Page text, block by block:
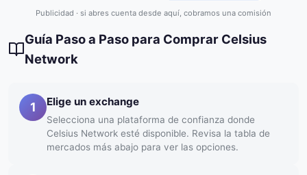
Publicidad · si abres cuenta desde aquí, cobramos una comisión
Guía Paso a Paso para Comprar Celsius
Network
1 Elige un exchange
Selecciona una plataforma de confianza donde
Celsius Network esté disponible. Revisa la tabla de
mercados más abajo para ver las opciones.